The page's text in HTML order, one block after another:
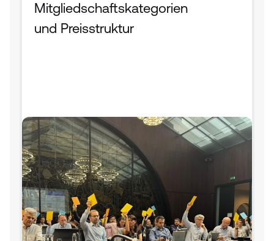
Mitgliedschaftskategorien
und Preisstruktur